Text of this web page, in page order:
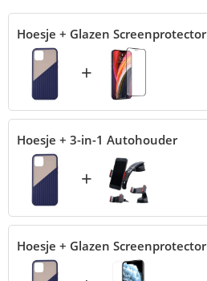
Hoesje + Glazen Screenprotector
+
Hoesje + 3-in-1 Autohouder
+
Hoesje + Glazen Screenprotector